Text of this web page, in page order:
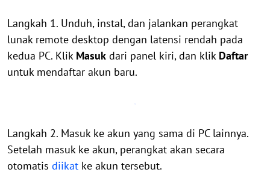
Langkah 1. Unduh, instal, dan jalankan perangkat
lunak remote desktop dengan latensi rendah pada
kedua PC. Klik Masuk dari panel kiri, dan klik Daftar
untuk mendaftar akun baru.
Langkah 2. Masuk ke akun yang sama di PC lainnya.
Setelah masuk ke akun, perangkat akan secara
otomatis diikat ke akun tersebut.